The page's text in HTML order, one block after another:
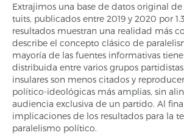
Extrajimos una base de datos original
tuits, publicados entre 2019 y 2020 por
resultados muestran una realidad más
describe el concepto clásico de
mayoría de las fuentes informativas
distribuida entre varios grupos
insulares son menos citados y
político-ideológicas más amplias, sin
audiencia exclusiva de un partido. Al
implicaciones de los resultados para la
paralelismo político.